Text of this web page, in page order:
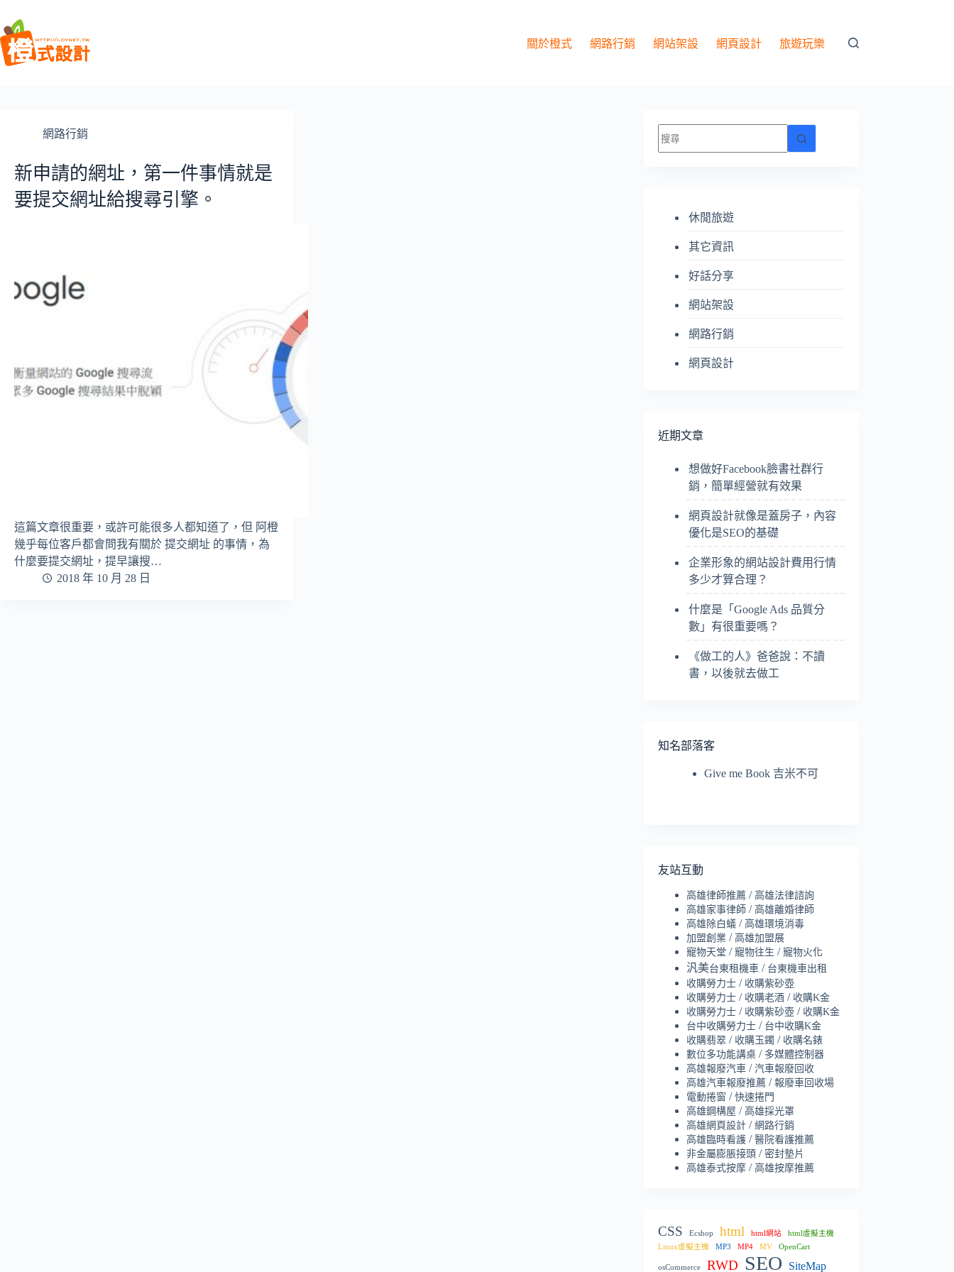
至
主
要
關於橙式 網路行銷 網站架設 網頁設計 旅遊玩樂
網路行銷
新申請的網址，第一件事情就是
要提交網址給搜尋引擎。
這篇文章很重要，或許可能很多人都知道了，但 阿橙
幾乎每位客戶都會問我有關於 提交網址 的事情，為
什麼要提交網址，提早讓搜…
2018 年 10 月 28 日
找
不
休閒旅遊
其它資訊
好話分享
網站架設
網路行銷
網頁設計
近期文章
想做好Facebook臉書社群行
銷，簡單經營就有效果
網頁設計就像是蓋房子，內容
優化是SEO的基礎
企業形象的網站設計費用行情
多少才算合理？
什麼是「Google Ads 品質分
數」有很重要嗎？
《做工的人》爸爸說：不讀
書，以後就去做工
知名部落客
Give me Book 吉米不可
友站互動
高雄律師推薦 /高雄法律諮詢
高雄家事律師 /高雄離婚律師
高雄除白蟻 /高雄環境消毒
加盟創業 /高雄加盟展
寵物天堂 /寵物往生 /寵物火化
汎美台東租機車 / 台東機車出租
收購勞力士 / 收購紫砂壺
收購勞力士 / 收購老酒 / 收購K金
收購勞力士 / 收購紫砂壺 / 收購K金
台中收購勞力士 / 台中收購K金
收購翡翠 / 收購玉鐲 / 收購名錶
數位多功能講桌 / 多媒體控制器
高雄報廢汽車 /汽車報廢回收
高雄汽車報廢推薦 /報廢車回收場
電動捲窗 /快速捲門
高雄鋼構屋 /高雄採光罩
高雄網頁設計 /網路行銷
高雄臨時看護 /醫院看護推薦
非金屬膨脹接頭 /密封墊片
高雄泰式按摩 /高雄按摩推薦
CSS Ecshop html html網站
html虛擬主機
Linux虛擬主機
MP3 MP4 MV OpenCart
osCommerce RWD SEO SiteMap